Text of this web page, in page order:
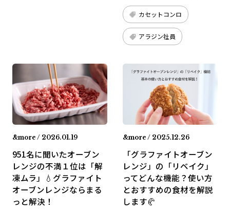
カセットコンロ
アラジン社員
&more / 2026.01.19
951名に聞いたオーブン
レンジの不満１位は「解
凍ムラ」💧グラファイト
オーブンレンジならまる
っと解決！
&more / 2025.12.26
「グラファイトオーブン
レンジ」の「リベイク」
ってどんな機能？使い方
とおすすめの食材を解説
します🥐